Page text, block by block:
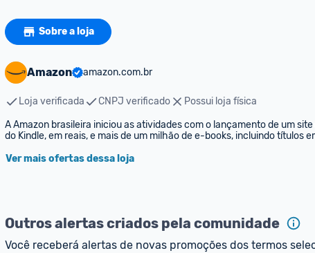
Sobre a loja
Amazon amazon.com.br
Loja verificada CNPJ verificado
Possui loja física
A Amazon brasileira iniciou as atividades com o lançamento de um
do Kindle, em reais, e mais de um milhão de e-books, incluindo títulos
Ver mais ofertas dessa loja
Outros alertas criados pela comunidade
Você receberá alertas de novas promoções dos termos